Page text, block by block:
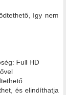
így nem
Full HD
és elindíthatja